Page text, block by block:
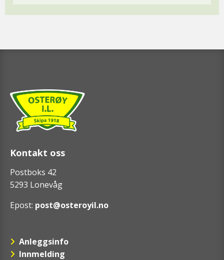
Kontakt oss
Postboks 42
5293 Lonevåg
Epost: post@osteroyil.no
Anleggsinfo
Innmelding